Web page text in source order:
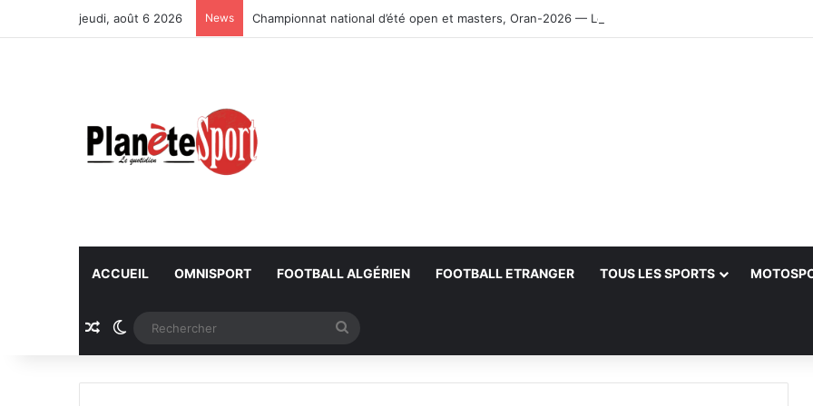
jeudi, août 6 2026 News Championnat national d’été open et masters, Oran-2026 — Le CRB s’adjuge le titre
ACCUEIL OMNISPORT FOOTBALL ALGÉRIEN FOOTBALL ETRANGER TOUS LES SPORTS
Article Aléatoire
Switch skin